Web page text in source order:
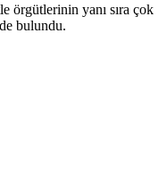
örgütlerinin yanı sıra çok
bulundu.